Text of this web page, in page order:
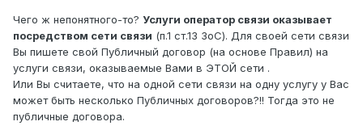
Чего ж непонятного-то? Услуги оператор связи оказывает
посредством сети связи (п.1 ст.13 ЗоС). Для своей сети связи
Вы пишете свой Публичный договор (на основе Правил) на
услуги связи, оказываемые Вами в ЭТОЙ сети .
Или Вы считаете, что на одной сети связи на одну услугу у Вас
может быть несколько Публичных договоров?!! Тогда это не
публичные договора.